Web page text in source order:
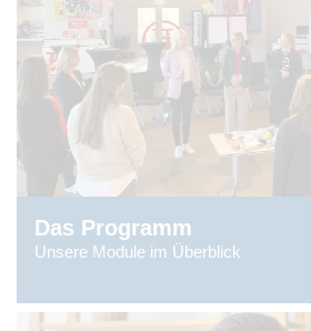
Das Programm
Unsere Module im Überblick